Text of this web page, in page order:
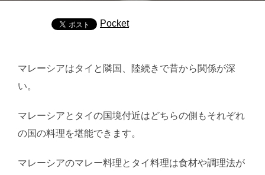
Pocket
マレーシアはタイと隣国、陸続きで昔から関係が深
い。
マレーシアとタイの国境付近はどちらの側もそれぞれ
の国の料理を堪能できます。
マレーシアのマレー料理とタイ料理は食材や調理法が